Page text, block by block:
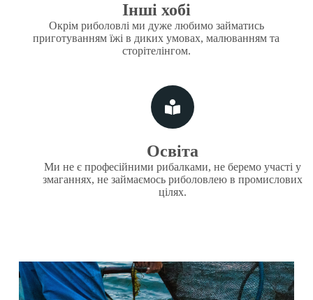
Інші хобі
Окрім риболовлі ми дуже любимо займатись
приготуванням їжі в диких умовах, малюванням та
сторітелінгом.
Освіта
Ми не є професійними рибалками, не беремо участі у
змаганнях, не займаємось риболовлею в промислових
цілях.